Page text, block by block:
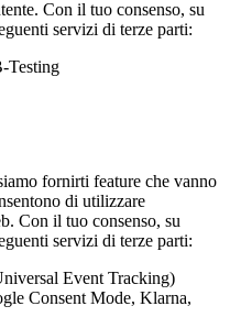
Con il tuo consenso, su
servizi di terze parti:
Testing
fornirti feature che vanno
di utilizzare
Con il tuo consenso, su
servizi di terze parti:
Event Tracking)
Consent Mode, Klarna,